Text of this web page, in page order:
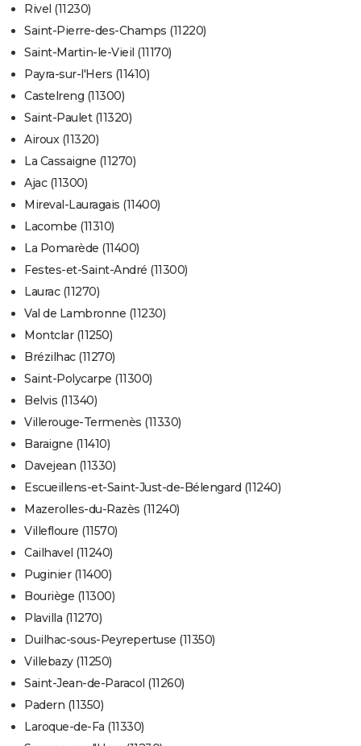
Rivel (11230)
Saint-Pierre-des-Champs (11220)
Saint-Martin-le-Vieil (11170)
Payra-sur-l'Hers (11410)
Castelreng (11300)
Saint-Paulet (11320)
Airoux (11320)
La Cassaigne (11270)
Ajac (11300)
Mireval-Lauragais (11400)
Lacombe (11310)
La Pomarède (11400)
Festes-et-Saint-André (11300)
Laurac (11270)
Val de Lambronne (11230)
Montclar (11250)
Brézilhac (11270)
Saint-Polycarpe (11300)
Belvis (11340)
Villerouge-Termenès (11330)
Baraigne (11410)
Davejean (11330)
Escueillens-et-Saint-Just-de-Bélengard (11240)
Mazerolles-du-Razès (11240)
Villefloure (11570)
Cailhavel (11240)
Puginier (11400)
Bouriège (11300)
Plavilla (11270)
Duilhac-sous-Peyrepertuse (11350)
Villebazy (11250)
Saint-Jean-de-Paracol (11260)
Padern (11350)
Laroque-de-Fa (11330)